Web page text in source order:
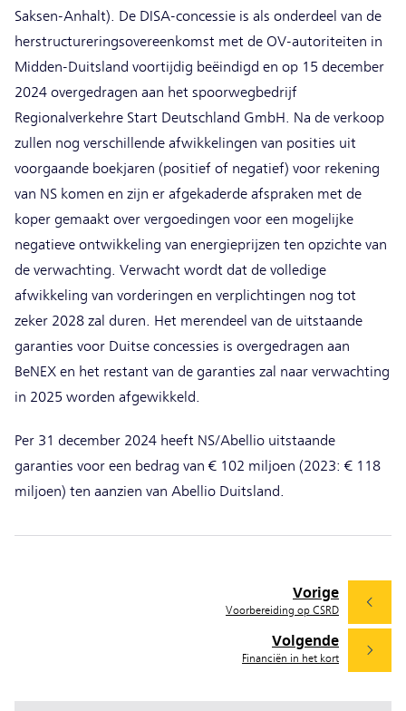
Saksen-Anhalt). De DISA-concessie is als onderdeel van de
herstructureringsovereenkomst met de OV-autoriteiten in
Midden-Duitsland voortijdig beëindigd en op 15 december
2024 overgedragen aan het spoorwegbedrijf
Regionalverkehre Start Deutschland GmbH. Na de verkoop
zullen nog verschillende afwikkelingen van posities uit
voorgaande boekjaren (positief of negatief) voor rekening
van NS komen en zijn er afgekaderde afspraken met de
koper gemaakt over vergoedingen voor een mogelijke
negatieve ontwikkeling van energieprijzen ten opzichte van
de verwachting. Verwacht wordt dat de volledige
afwikkeling van vorderingen en verplichtingen nog tot
zeker 2028 zal duren. Het merendeel van de uitstaande
garanties voor Duitse concessies is overgedragen aan
BeNEX en het restant van de garanties zal naar verwachting
in 2025 worden afgewikkeld.
Per 31 december 2024 heeft NS/Abellio uitstaande
garanties voor een bedrag van € 102 miljoen (2023: € 118
miljoen) ten aanzien van Abellio Duitsland.
Volgende
Financiën in het kort
Vorige
Voorbereiding op CSRD